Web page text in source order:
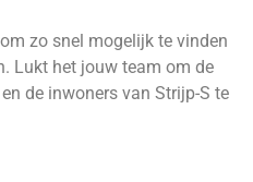
zo snel mogelijk te vinden
Lukt het jouw team om de
de inwoners van Strijp-S te